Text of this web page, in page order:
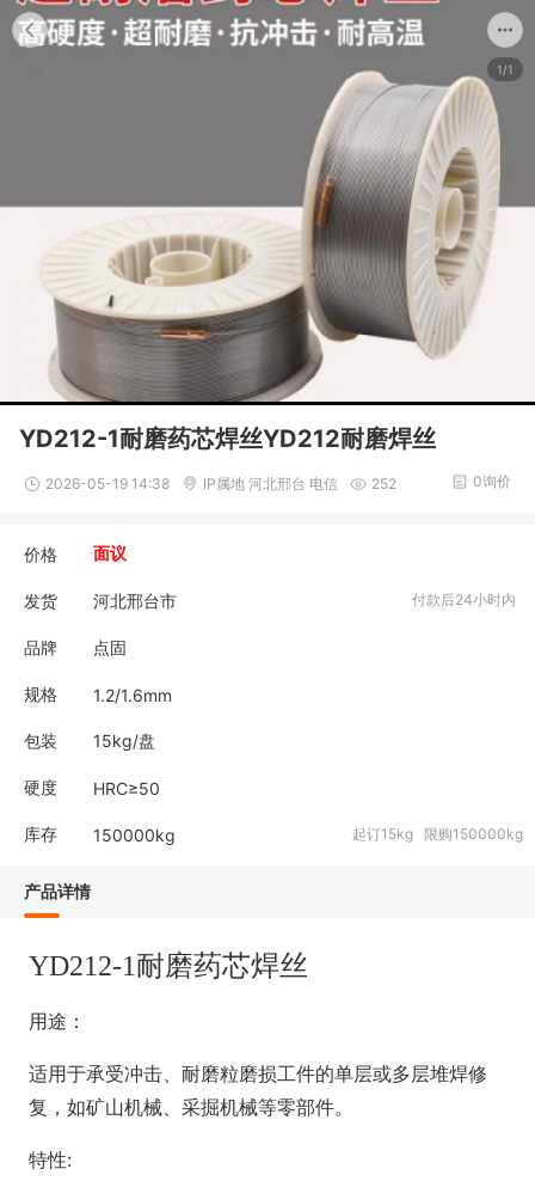
1/1
YD212-1耐磨药芯焊丝YD212耐磨焊丝
2026-05-19 14:38 IP属地 河北邢台 电信 252 0询价
价格 面议
发货 河北邢台市 付款后24小时内
品牌 点固
规格 1.2/1.6mm
包装 15kg/盘
硬度 HRC≥50
库存 150000kg 起订15kg 限购150000kg
产品详情
YD212-1耐磨药芯焊丝
用途：
适用于承受冲击、耐磨粒磨损工件的单层或多层堆焊修
复，如矿山机械、采掘机械等零部件。
特性: